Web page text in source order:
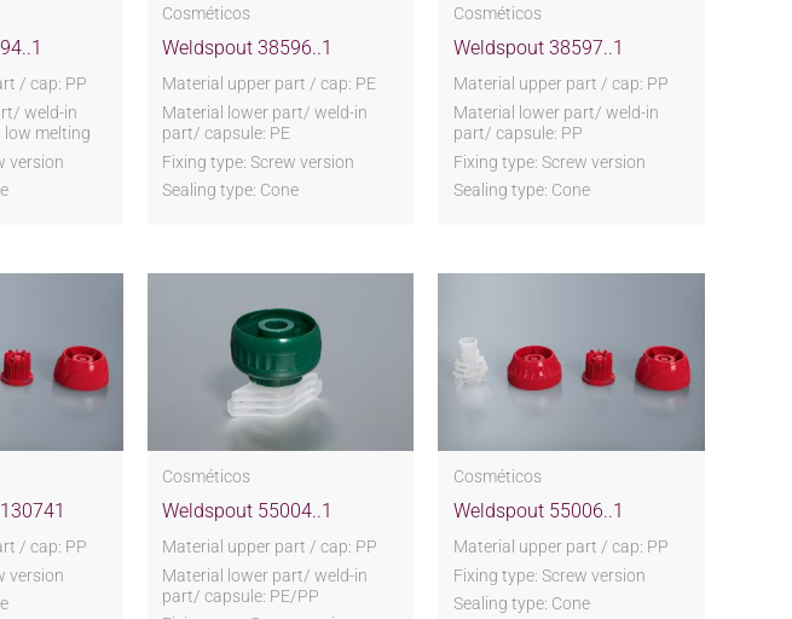
/ cap: PP
weld-in
low melting
version
Cosméticos
Weldspout 38596..1
Material upper part / cap: PE
Material lower part/ weld-in
part/ capsule: PE
Fixing type: Screw version
Sealing type: Cone
Cosméticos
Weldspout 38597..1
Material upper part / cap: PP
Material lower part/ weld-in
part/ capsule: PP
Fixing type: Screw version
Sealing type: Cone
/ cap: PP
version
Cosméticos
Weldspout 55004..1
Material upper part / cap: PP
Material lower part/ weld-in
part/ capsule: PE/PP
Cosméticos
Weldspout 55006..1
Material upper part / cap: PP
Fixing type: Screw version
Sealing type: Cone